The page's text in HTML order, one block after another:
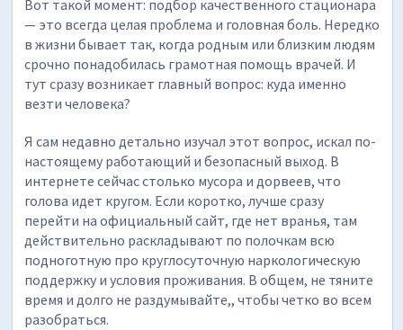
Вот такой момент: подбор качественного стационара
— это всегда целая проблема и головная боль. Нередко
в жизни бывает так, когда родным или близким людям
срочно понадобилась грамотная помощь врачей. И
тут сразу возникает главный вопрос: куда именно
везти человека?
Я сам недавно детально изучал этот вопрос, искал по-
настоящему работающий и безопасный выход. В
интернете сейчас столько мусора и дорвеев, что
голова идет кругом. Если коротко, лучше сразу
перейти на официальный сайт, где нет вранья, там
действительно раскладывают по полочкам всю
подноготную про круглосуточную наркологическую
поддержку и условия проживания. В общем, не тяните
время и долго не раздумывайте,, чтобы четко во всем
разобраться.